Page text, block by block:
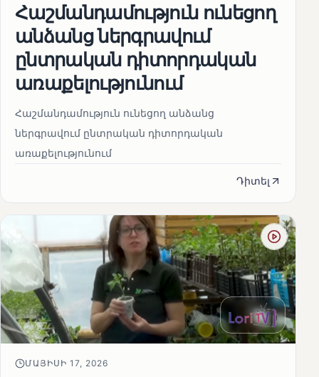
Հաշմանդամություն ունեցող
անձանց ներգրավում
ընտրական դիտորդական
առաքելությունում
Հաշմանդամություն ունեցող անձանց
ներգրավում ընտրական դիտորդական
առաքելությունում
Դիտել
ՄԱՅԻՍԻ 17, 2026